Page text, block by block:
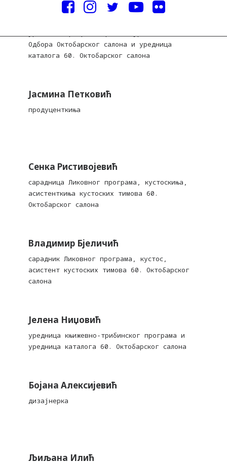
Одбора Октобарског салона и уредница
каталога 60. Октобарског салона
Јасмина Петковић
продуценткиња
Сенка Ристивојевић
сарадница Ликовног програма, кустоскиња,
асистенткиња кустоских тимова 60.
Октобарског салона
Владимир Бјеличић
сарадник Ликовног програма, кустос,
асистент кустоских тимова 60. Октобарског
салона
Јелена Ниџовић
уредница књижевно-трибинског програма и
уредница каталога 60. Октобарског салона
Бојана Алексијевић
дизајнерка
Љиљана Илић